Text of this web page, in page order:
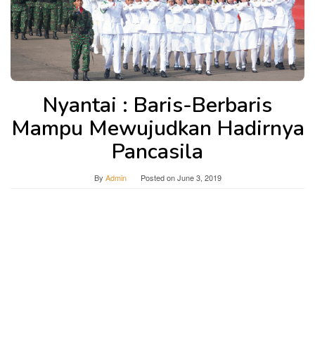
Nyantai : Baris-Berbaris
Mampu Mewujudkan Hadirnya
Pancasila
By Admin Posted onJune 3, 2019